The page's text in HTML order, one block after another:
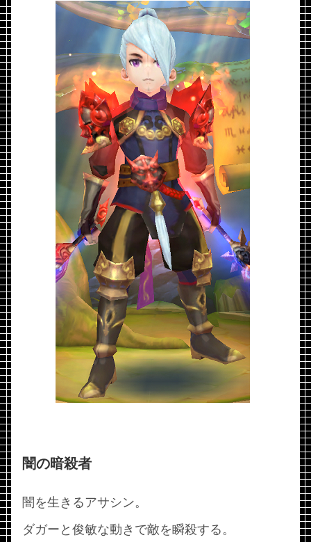
闇の暗殺者
闇を生きるアサシン。
ダガーと俊敏な動きで敵を瞬殺する。